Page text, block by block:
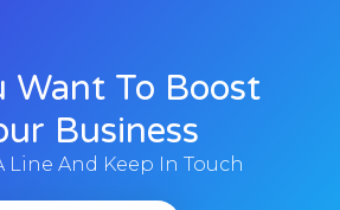
Want To Boost
Business?
Line And Keep In Touch